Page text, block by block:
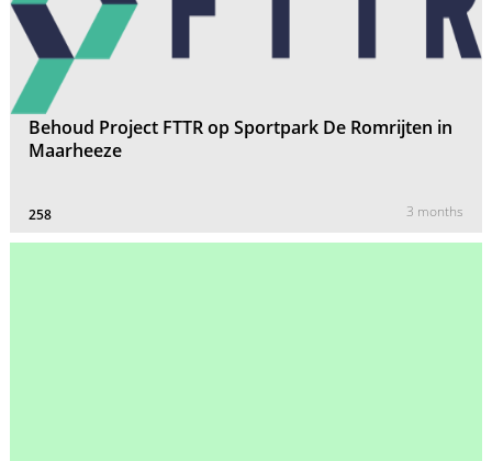
Behoud Project FTTR op Sportpark De Romrijten in
Maarheeze
258 3 months